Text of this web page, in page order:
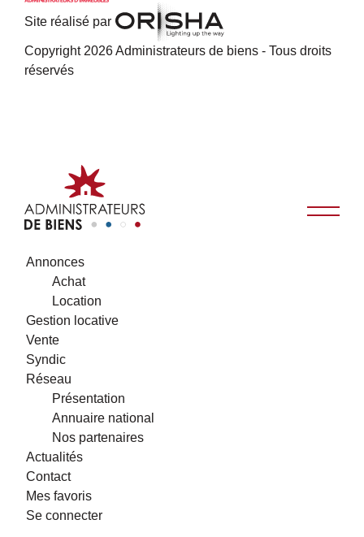
Site réalisé par
Copyright 2026 Administrateurs de biens - Tous droits
réservés
Annonces
Achat
Location
Gestion locative
Vente
Syndic
Réseau
Présentation
Annuaire national
Nos partenaires
Actualités
Contact
Mes favoris
Se connecter